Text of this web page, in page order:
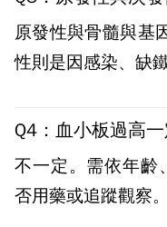
原發性與骨髓與基
性則是因感染、缺
Q4：血小板過高
不一定。需依年齡
否用藥或追蹤觀察。